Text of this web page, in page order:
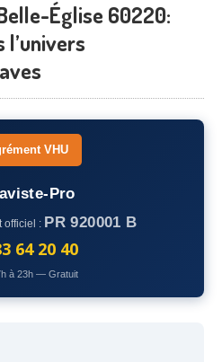
gratuit
agréé
Église 60220:
l’univers
VHU
Pro
officiel : PR 920001 B
64 20 40
à 23h — Gratuit